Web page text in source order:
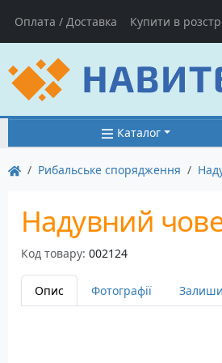
Оплата / Доставка Купити в
Каталог
Рибальське спорядження
Надувний
Код товару: 002124
Опис Фотографії